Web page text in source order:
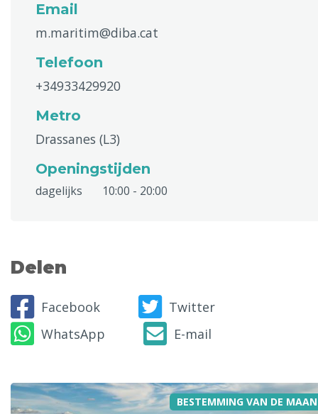
Email
m.maritim@diba.cat
Telefoon
+34933429920
Metro
Drassanes (L3)
Openingstijden
dagelijks 10:00 - 20:00
Delen
Facebook
Twitter
WhatsApp
E-mail
BESTEMMING VAN DE